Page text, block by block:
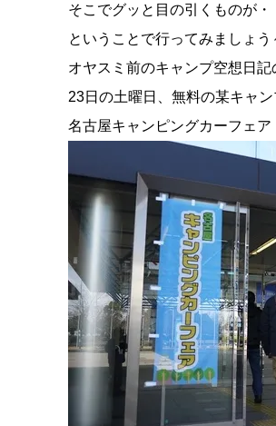
そこでグッと目の引くものが
ということで行ってみましょう
オヤスミ前のキャンプ空想日記
23日の土曜日、無料の某キャ
名古屋キャンピングカーフェア